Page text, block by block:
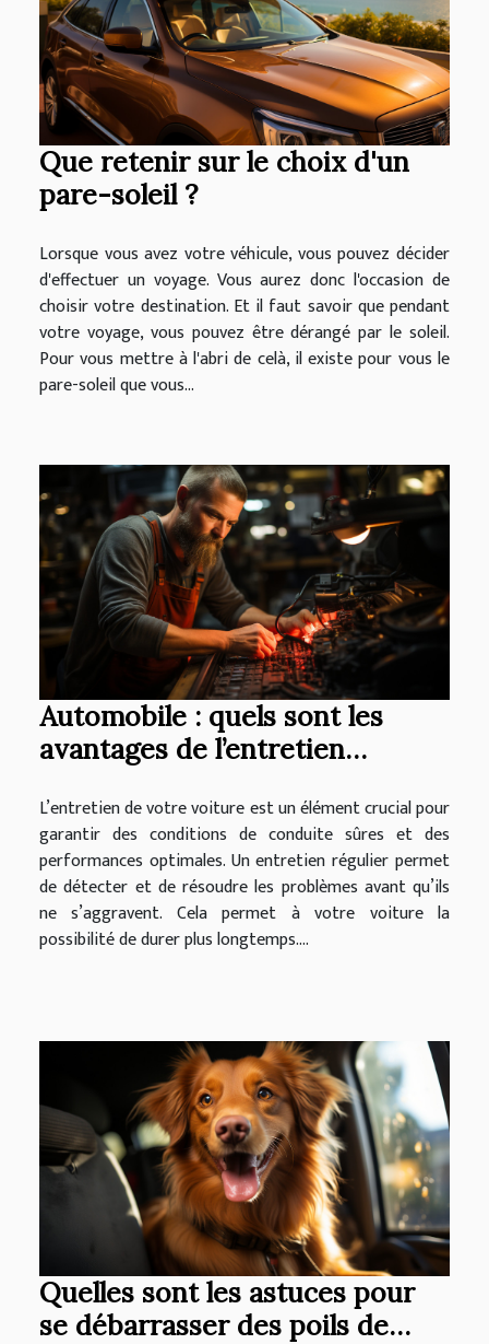
Que retenir sur le choix d'un
pare-soleil ?
Lorsque vous avez votre véhicule, vous pouvez décider
d'effectuer un voyage. Vous aurez donc l'occasion de
choisir votre destination. Et il faut savoir que pendant
votre voyage, vous pouvez être dérangé par le soleil.
Pour vous mettre à l'abri de celà, il existe pour vous le
pare-soleil que vous...
Automobile : quels sont les
avantages de l’entretien
L’entretien de votre voiture est un élément crucial pour
garantir des conditions de conduite sûres et des
performances optimales. Un entretien régulier permet
de détecter et de résoudre les problèmes avant qu’ils
ne s’aggravent. Cela permet à votre voiture la
possibilité de durer plus longtemps....
Quelles sont les astuces pour
se débarrasser des poils de